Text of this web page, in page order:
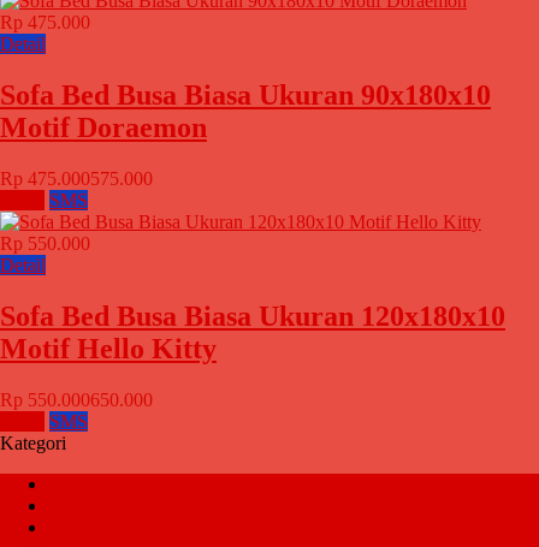
Rp 475.000
Detail
Sofa Bed Busa Biasa Ukuran 90x180x10
Motif Doraemon
Rp 475.000575.000
SMS
Rp 550.000
Detail
Sofa Bed Busa Biasa Ukuran 120x180x10
Motif Hello Kitty
Rp 550.000650.000
SMS
Kategori